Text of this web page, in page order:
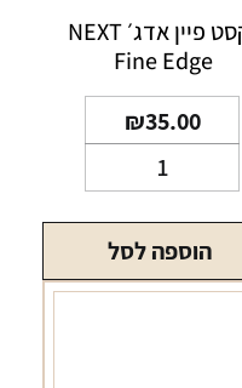
נקסט פיין אדג׳ NEXT
Fine Edge
₪35.00
של
נקסט
אדג׳
הוספה לסל